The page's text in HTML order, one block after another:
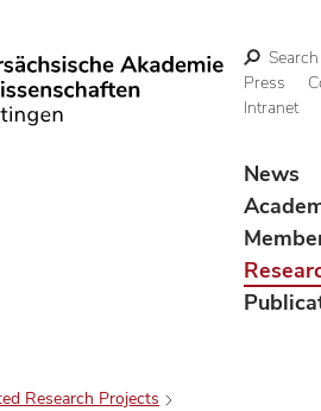
Search
Press
Intranet
News
Research Projects